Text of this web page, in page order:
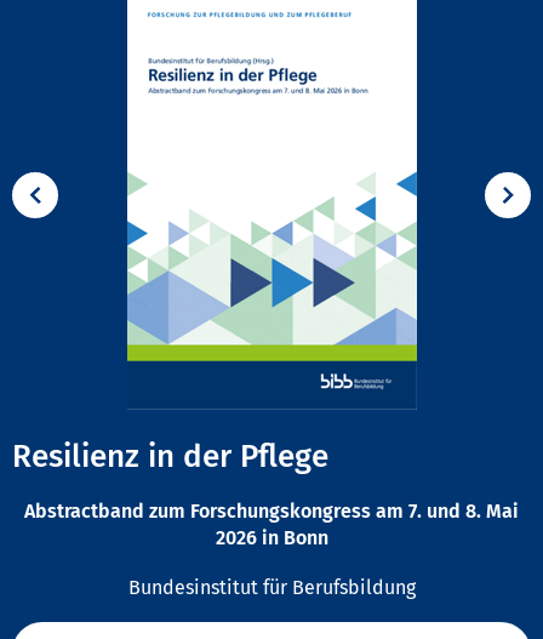
Resilienz in der Pflege
Abstractband zum Forschungskongress am 7. und 8. Mai
2026 in Bonn
Bundesinstitut für Berufsbildung